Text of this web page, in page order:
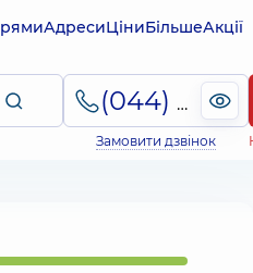
АдресиЦіниБільшеАкції
(044) 495-2-888
Замовити дзвінок